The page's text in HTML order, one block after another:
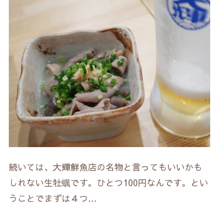
続いては、大輝鮮魚店の名物と言ってもいいかも
しれない生牡蠣です。ひとつ100円なんです。とい
うことでまずは４つ…